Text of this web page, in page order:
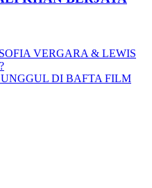
VERGARA & LEWIS
DI BAFTA FILM